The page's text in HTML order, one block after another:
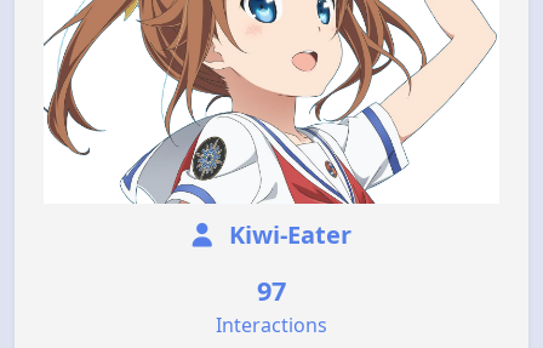
Kiwi-Eater
97
Interactions